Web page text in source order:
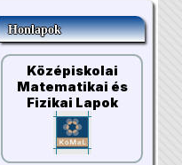
Honlapok
Középiskolai
Matematikai és
Fizikai Lapok